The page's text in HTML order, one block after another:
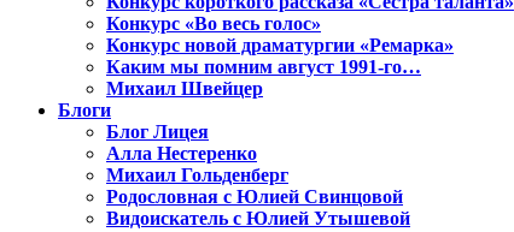
Конкурс «Во весь голос»
Конкурс новой драматургии «Ремарка»
Каким мы помним август 1991-го…
Михаил Швейцер
Блоги
Блог Лицея
Алла Нестеренко
Михаил Гольденберг
Родословная с Юлией Свинцовой
Видоискатель с Юлией Утышевой